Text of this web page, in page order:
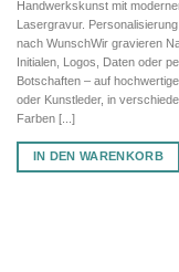
Handwerkskunst mit
Lasergravur.
nach WunschWir gravieren
Initialen, Logos, Daten oder
Botschaften – auf
oder Kunstleder, in
Farben [...]
IN DEN WARENKORB